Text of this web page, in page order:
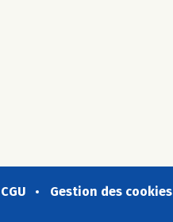
CGU Gestion des cookies